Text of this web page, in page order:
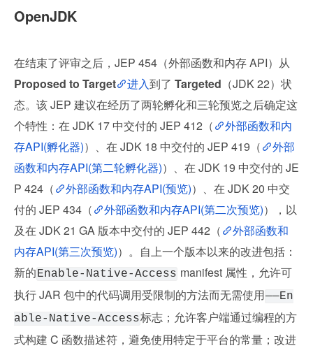
OpenJDK
Proposed to Target
进入到了 Targeted （JDK 22）状
态。该 JEP 建议在经历了两轮孵化和三轮预览之后确定这
个特性：在 JDK 17 中交付的 JEP 412（
外部函数和内
存API(孵化器)）、在 JDK 18 中交付的 JEP 419（
外部
函数和内存API(第二轮孵化器)）、在 JDK 19 中交付的 JE
P 424（
外部函数和内存API(预览)）、在 JDK 20 中交
付的 JEP 434（
外部函数和内存API(第二次预览)），以
及在 JDK 21 GA 版本中交付的 JEP 442（
外部函数和
内存API(第三次预览)）。自上一个版本以来的改进包括：
新的Enable-Native-Access manifest 属性，允许可
执行 JAR 包中的代码调用受限制的方法而无需使用——En
able-Native-Access标志；允许客户端通过编程的方
式构建 C 函数描述符，避免使用特定于平台的常量；改进